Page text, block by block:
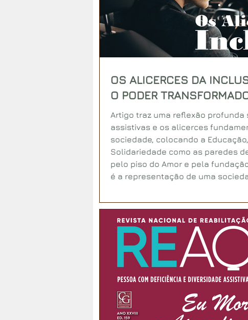
OS ALICERCES DA
O PODER
Artigo traz uma reflexão
assistivas e os alicerces
sociedade, colocando a
Solidariedade como as paredes
pelo piso do Amor e pela
é a representação de uma
vida digna e segura.